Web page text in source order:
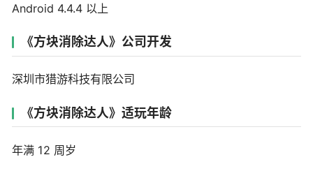
Android 4.4.4 以上
《方块消除达人》公司开发
深圳市猎游科技有限公司
《方块消除达人》适玩年龄
年满 12 周岁